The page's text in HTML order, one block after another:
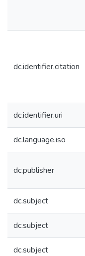
dc.identifier.citation
dc.identifier.uri
dc.language.iso
dc.publisher
dc.subject
dc.subject
dc.subject